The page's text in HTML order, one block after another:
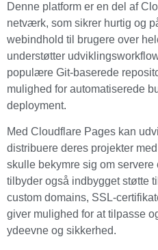
Denne platform er en del af
netværk, som sikrer hurtig og
webindhold til brugere over
understøtter
populære Git-baserede
mulighed for automatiserede
deployment.
Med Cloudflare Pages kan
distribuere deres projekter
skulle bekymre sig om servere
tilbyder også indbygget støtte
custom domains, SSL-
giver mulighed for at tilpasse
ydeevne og sikkerhed.